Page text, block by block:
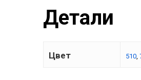
Детали
Цвет 510,